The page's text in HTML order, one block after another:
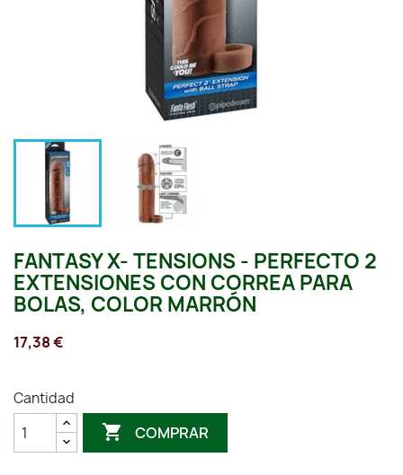
FANTASY X- TENSIONS - PERFECTO 2
EXTENSIONES CON CORREA PARA
BOLAS, COLOR MARRÓN
17,38 €
Cantidad
 COMPRAR